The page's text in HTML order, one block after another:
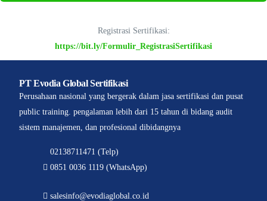
Registrasi Sertifikasi:
https://bit.ly/Formulir_RegistrasiSertifikasi
PT Evodia Global Sertifikasi
Perusahaan nasional yang bergerak dalam jasa sertifikasi dan pusat
public training. pengalaman lebih dari 15 tahun di bidang audit
sistem manajemen, dan profesional dibidangnya
02138711471 (Telp)
0851 0036 1119 (WhatsApp)
salesinfo@evodiaglobal.co.id